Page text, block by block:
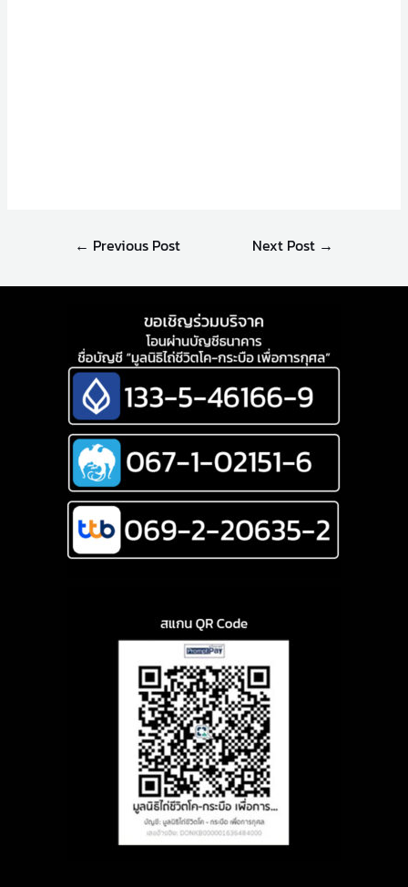
← Previous Post Next Post →